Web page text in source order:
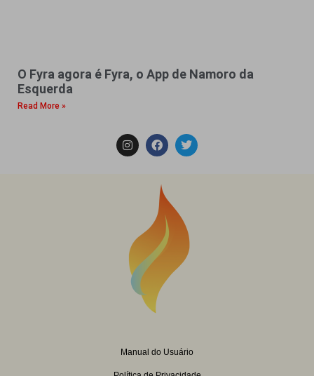
O Fyra agora é Fyra, o App de Namoro da
Esquerda
Read More »
Manual do Usuário